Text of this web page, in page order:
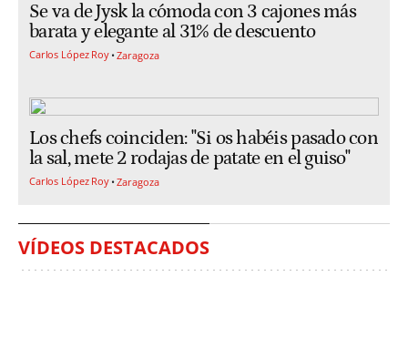
Se va de Jysk la cómoda con 3 cajones más
barata y elegante al 31% de descuento
Carlos López Roy Zaragoza
Los chefs coinciden: "Si os habéis pasado con
la sal, mete 2 rodajas de patate en el guiso"
Carlos López Roy Zaragoza
VÍDEOS DESTACADOS